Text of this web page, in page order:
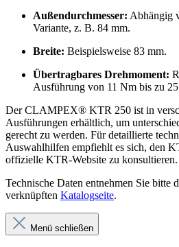
Außendurchmesser: Abhängig
Variante, z. B. 84 mm.
Breite: Beispielsweise 83 mm.
Übertragbares Drehmoment:
Ausführung von 11 Nm bis zu
Der CLAMPEX® KTR 250 ist in
Ausführungen erhältlich, um
gerecht zu werden. Für detaillierte
Auswahlhilfen empfiehlt es sich, den
offizielle KTR-Website zu konsultieren.
Technische Daten entnehmen Sie bitte
verknüpften Katalogseite.
Menü schließen